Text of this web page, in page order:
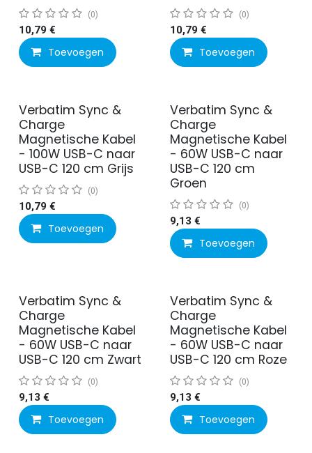
(0)
10,79 €
Toevoegen
(0)
10,79 €
Toevoegen
Verbatim Sync &
Charge
Magnetische Kabel
- 100W USB-C naar
USB-C 120 cm Grijs
(0)
10,79 €
Toevoegen
Verbatim Sync &
Charge
Magnetische Kabel
- 60W USB-C naar
USB-C 120 cm
Groen
(0)
9,13 €
Toevoegen
Verbatim Sync &
Charge
Magnetische Kabel
- 60W USB-C naar
USB-C 120 cm Zwart
(0)
9,13 €
Toevoegen
Verbatim Sync &
Charge
Magnetische Kabel
- 60W USB-C naar
USB-C 120 cm Roze
(0)
9,13 €
Toevoegen